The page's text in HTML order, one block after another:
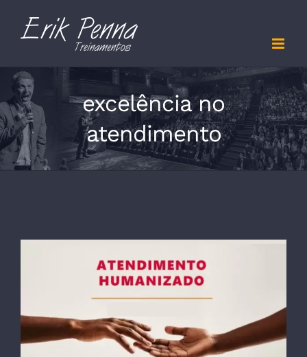
excelência no
atendimento
Atendimento Mágico na Saúde